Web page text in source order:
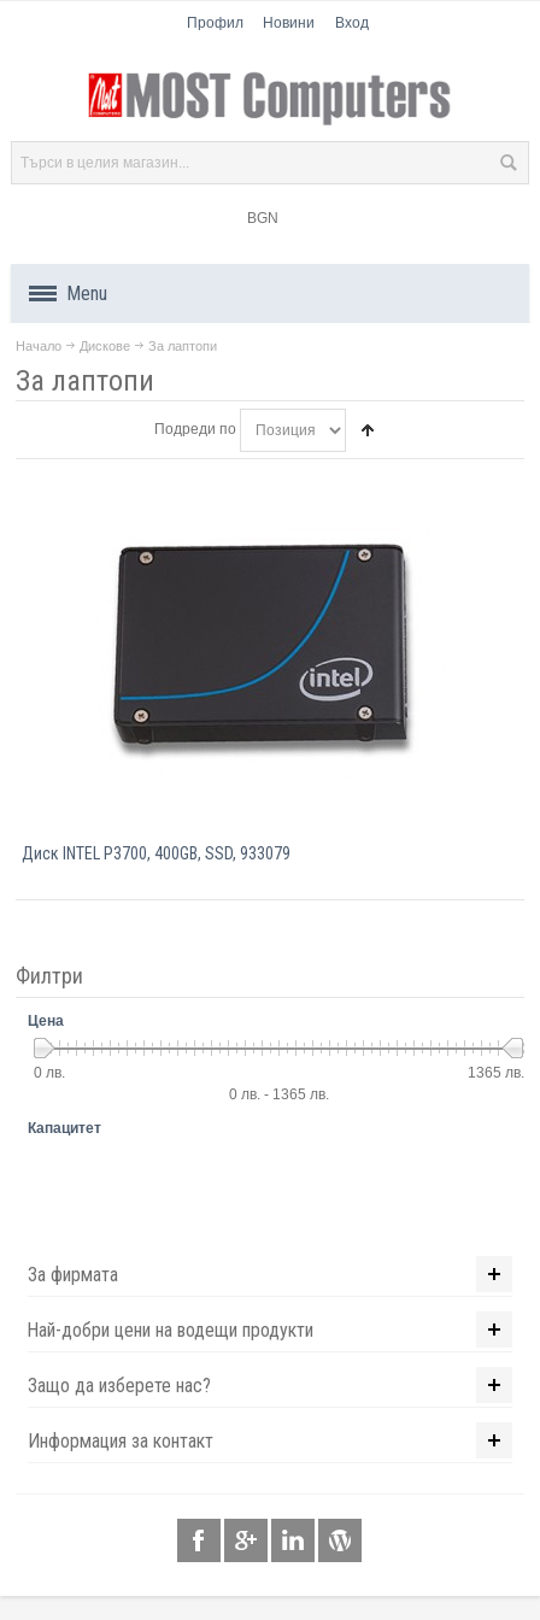
Профил Новини Вход
BGN
Menu
Продукти
Начало Дискове За лаптопи
За лаптопи
Подреди по
Диск INTEL P3700, 400GB, SSD, 933079
Филтри
Цена
0 лв.
1365 лв.
0 лв. - 1365 лв.
Капацитет
За фирмата
Най-добри цени на водещи продукти
Защо да изберете нас?
Информация за контакт